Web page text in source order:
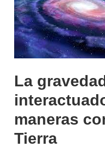
La
maneras
Tierra